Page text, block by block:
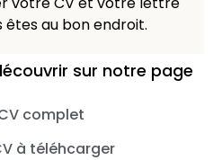
êtes au bon endroit.
sur notre page
complet
à téléhcarger